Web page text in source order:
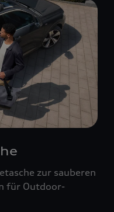
zur sauberen
für Outdoor-